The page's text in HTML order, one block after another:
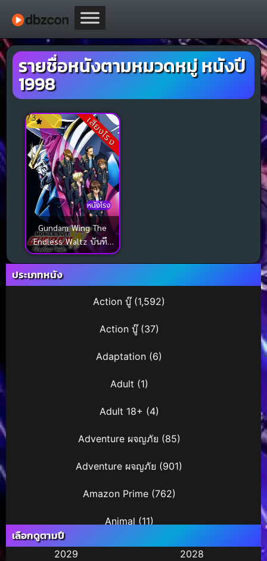
รายชื่อหนังตามหมวดหมู่ หนังปี
1998
เสียงโรง
หนังโรง
7.3
Gundam Wing The
Endless Waltz บันทึก
การยุทธ์บทใหม่ กันดั้ม
วิง เอนด์เลส วอลซ์
(1998)
ประเภทหนัง
Action บู๊(1,592)
Action บู๊(37)
Adaptation (6)
Adult (1)
Adult 18+ (4)
Adventure ผจญภัย (85)
Adventure ผจญภัย (901)
Amazon Prime(762)
Animal (11)
Animation การ์ตูน(36)
เลือกดูตามปี
2029
2028